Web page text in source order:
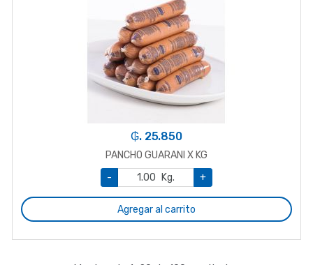
₲. 25.850
PANCHO GUARANI X KG
-
Kg. +
Agregar al carrito